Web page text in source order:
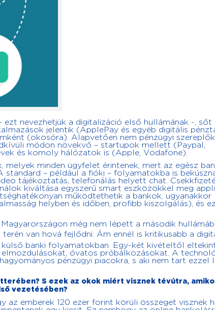
nevezhetjük a digitalizáció első hullámának -, sőt
jelentik (ApplePay és egyéb digitális
(okosóra). Alapvetően nem pénzügyi szereplők
módon növekvő – startupok mellett (Paypal,
és komoly hálózatok is (Apple, Vodafone).
minden ügyfelet érintenek, mert az egész
– például a fióki – folyamatokba is
tájékoztatás, telefonálás helyett chat.
kiváltása egyszerű smart eszközökkel meg
működtethetik a bankok, ugyanakkor
helyben és időben, profibb kiszolgálás), és
még nem lépett a második
van hová fejlődni. Ám ennél is kritikusabb a
külső banki folyamatokban. Egy-két kivételtől
óvatos próbálkozásokat. A
pénzügyi piacokra, s aki nem tart ezzel
S ezek az okok miért visznek tévútra,
vezetésében?
az emberek 120 ezer forint körüli összeget visznek